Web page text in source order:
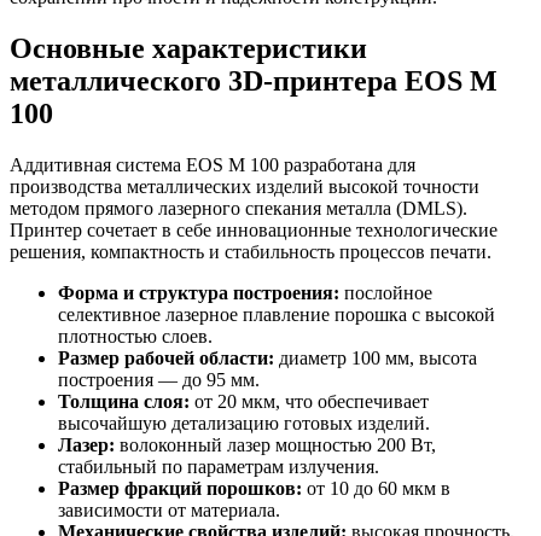
Основные характеристики
металлического 3D-принтера EOS M
100
Аддитивная система EOS M 100 разработана для
производства металлических изделий высокой точности
методом прямого лазерного спекания металла (DMLS).
Принтер сочетает в себе инновационные технологические
решения, компактность и стабильность процессов печати.
Форма и структура построения: послойное
селективное лазерное плавление порошка с высокой
плотностью слоев.
Размер рабочей области: диаметр 100 мм, высота
построения — до 95 мм.
Толщина слоя: от 20 мкм, что обеспечивает
высочайшую детализацию готовых изделий.
Лазер: волоконный лазер мощностью 200 Вт,
стабильный по параметрам излучения.
Размер фракций порошков: от 10 до 60 мкм в
зависимости от материала.
Механические свойства изделий: высокая прочность,